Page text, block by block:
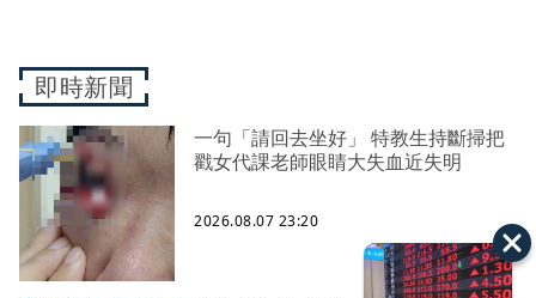
即時新聞
一句「請回去坐好」 特教生持斷掃把
戳女代課老師眼睛大失血近失明
2026.08.07 23:20